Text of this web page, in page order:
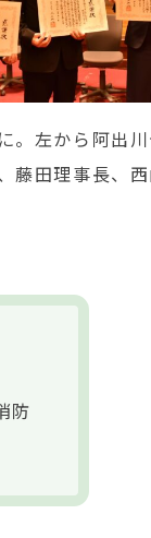
。左から阿出
藤田理事長、
防